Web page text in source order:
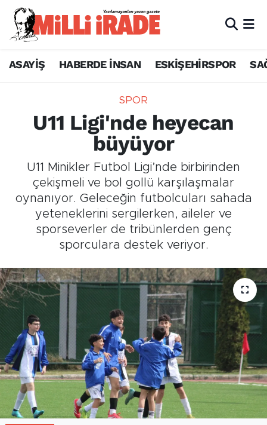
ASAYİŞ HABERDE İNSAN ESKİŞEHİRSPOR
SPOR
U11 Ligi'nde heyecan
büyüyor
U11 Minikler Futbol Ligi’nde birbirinden
çekişmeli ve bol gollü karşılaşmalar
oynanıyor. Geleceğin futbolcuları sahada
yeteneklerini sergilerken, aileler ve
sporseverler de tribünlerden genç
sporculara destek veriyor.